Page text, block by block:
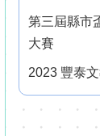
第三屆縣市
大賽
2023 豐泰